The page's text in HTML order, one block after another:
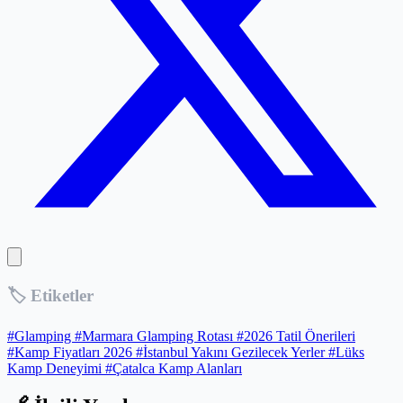
🏷️ Etiketler
#Glamping #Marmara Glamping Rotası #2026 Tatil Önerileri
#Kamp Fiyatları 2026 #İstanbul Yakını Gezilecek Yerler#Lüks
Kamp Deneyimi #Çatalca Kamp Alanları